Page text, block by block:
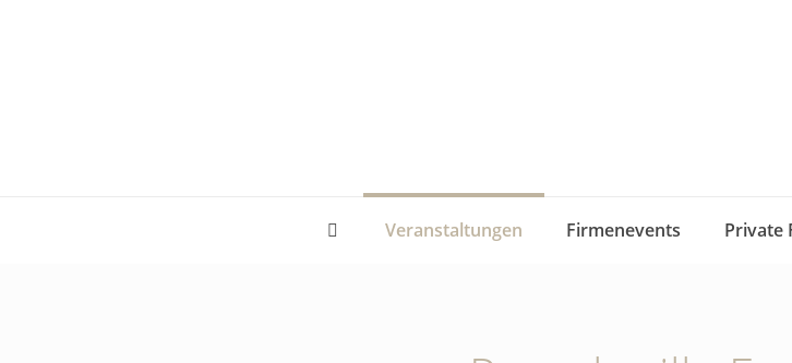
Veranstaltungen Firmenevents Private